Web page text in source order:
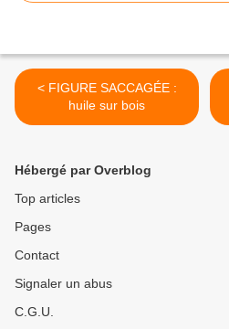
< FIGURE SACCAGÉE :
huile sur bois
Hébergé par Overblog
Top articles
Pages
Contact
Signaler un abus
C.G.U.